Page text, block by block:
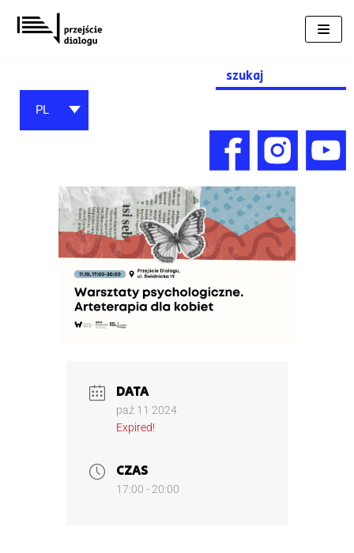
Przejdź
do
Search
for:
PL
DATA
paź 11 2024
Expired!
CZAS
17:00 - 20:00